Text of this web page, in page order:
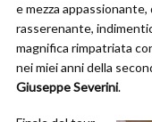
e mezza
rasserenante,
magnifica rimpatriata
nei miei anni della
Giuseppe Severini.